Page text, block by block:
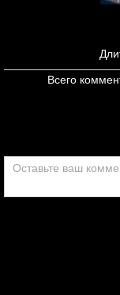
Всего